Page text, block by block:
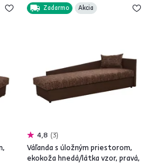
Zadarmo Akcia
4,8 3
Váľanda s úložným priestorom,
ekokoža hnedá/látka vzor, pravá,